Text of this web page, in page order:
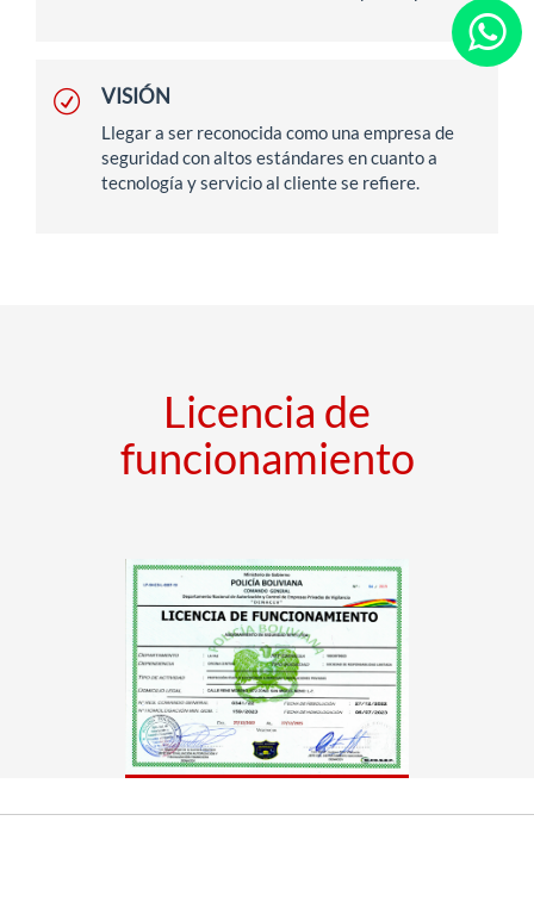
VISIÓN
Llegar a ser reconocida como una empresa de
seguridad con altos estándares en cuanto a
tecnología y servicio al cliente se refiere.
Licencia de
funcionamiento